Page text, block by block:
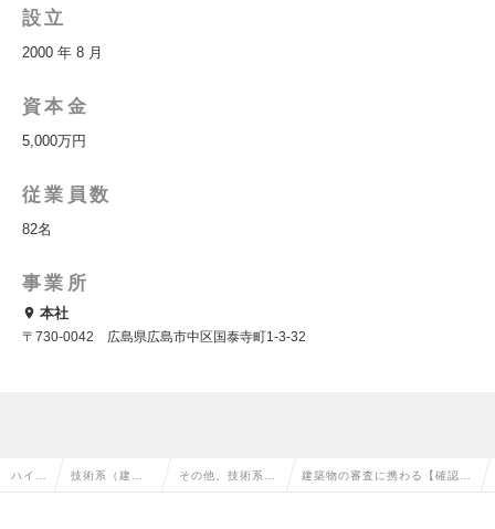
設立
2000 年 8 月
資本金
5,000万円
従業員数
82名
事業所
本社
〒730-0042 広島県広島市中区国泰寺町1-3-32
ハイク 技術系（建 その他、技術系 建築物の審査に携わる【確認審